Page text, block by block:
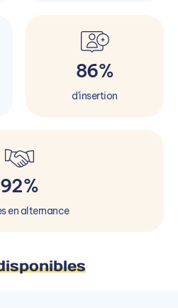
86%
d'insertion
92%
en alternance